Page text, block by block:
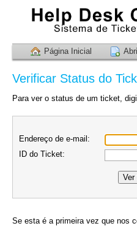
Página Inicial
Verificar Status do
Para ver o status de um ticket,
Endereço de e-mail:
ID do Ticket:
Se esta é a primeira vez que nos